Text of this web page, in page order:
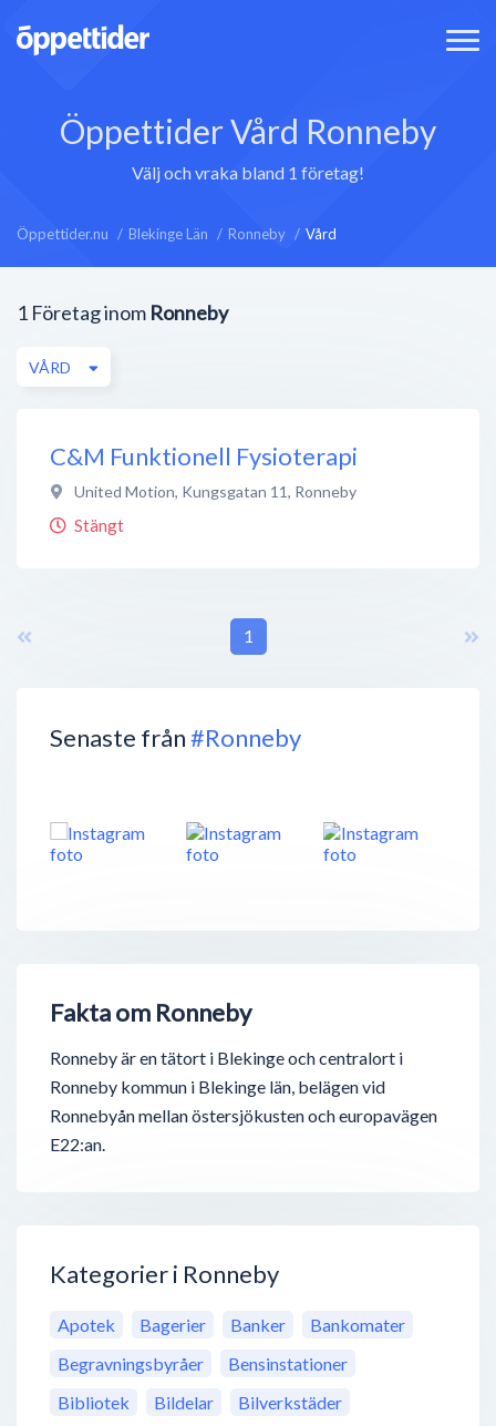
Öppettider Vård Ronneby
Välj och vraka bland 1 företag!
Öppettider.nu Blekinge Län Ronneby Vård
Senaste från#Ronneby
Fakta om Ronneby
Ronneby är en tätort i Blekinge och centralort i
Ronneby kommun i Blekinge län, belägen vid
Ronnebyån mellan östersjökusten och europavägen
E22:an.
Kategorier i Ronneby
Apotek Bagerier Banker
Bankomater
Begravningsbyråer
Bensinstationer
Bibliotek
Bildelar
Bilverkstäder
1 Företag inom Ronneby
VÅRD
C&M Funktionell Fysioterapi
United Motion, Kungsgatan 11, Ronneby
Stängt
1